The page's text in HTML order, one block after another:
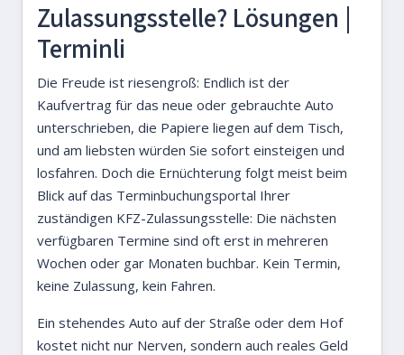
Zulassungsstelle? Lösungen |
Terminli
Die Freude ist riesengroß: Endlich ist der
Kaufvertrag für das neue oder gebrauchte Auto
unterschrieben, die Papiere liegen auf dem Tisch,
und am liebsten würden Sie sofort einsteigen und
losfahren. Doch die Ernüchterung folgt meist beim
Blick auf das Terminbuchungsportal Ihrer
zuständigen KFZ-Zulassungsstelle: Die nächsten
verfügbaren Termine sind oft erst in mehreren
Wochen oder gar Monaten buchbar. Kein Termin,
keine Zulassung, kein Fahren.
Ein stehendes Auto auf der Straße oder dem Hof
kostet nicht nur Nerven, sondern auch reales Geld